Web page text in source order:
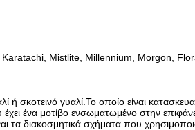
Mistlite, Millennium, Morgon,
ή σκοτεινό γυαλί.Το οποίο είναι
ένα μοτίβο ενσωματωμένο στην
τα διακοσμητικά σχήματα που